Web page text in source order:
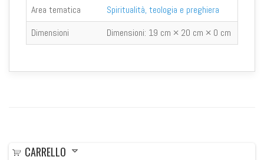
Area tematica
Spiritualità, teologia e preghiera
Dimensioni
Dimensioni: 19 cm × 20 cm × 0 cm
CARRELLO